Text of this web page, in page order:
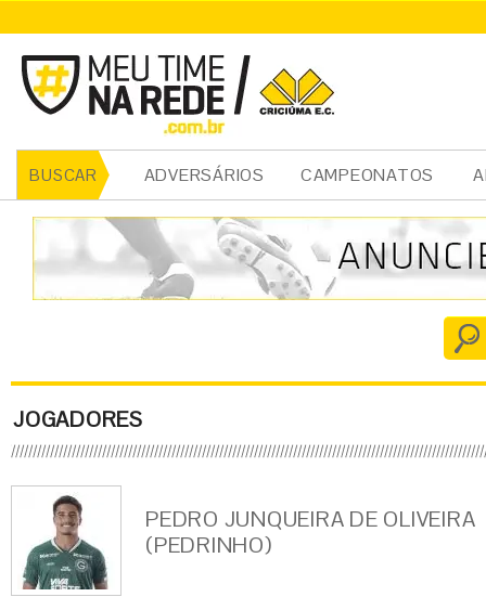
BUSCAR ADVERSÁRIOS CAMPEONATOS
JOGADORES
PEDRO JUNQUEIRA DE OLIVEIRA
(PEDRINHO)